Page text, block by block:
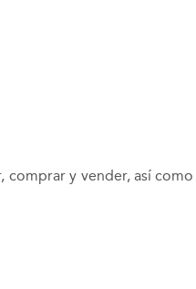
comprar y vender, así